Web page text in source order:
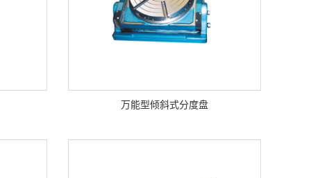
万能型倾斜式分度盘